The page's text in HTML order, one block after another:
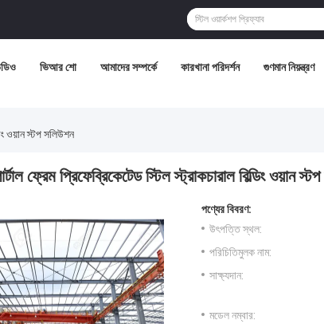
ভিআর শো আমাদের সম্পর্কে কারখানা পরিদর্শন গুণমান নিয়ন্ত্রণ
ওয়ান স্টপ সলিউশন
ফ্রেম প্রিফেব্রিকেটেড স্টিল স্ট্রাকচারাল বিল্ডিং ওয়ান
পণ্যের বিবরণ:
উৎপত্তি স্থল:
পরিচিতিমুলক নাম:
সাক্ষ্যদান:
মডেল নম্বার: